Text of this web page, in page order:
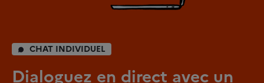
CHAT INDIVIDUEL
Dialoguez en direct avec un